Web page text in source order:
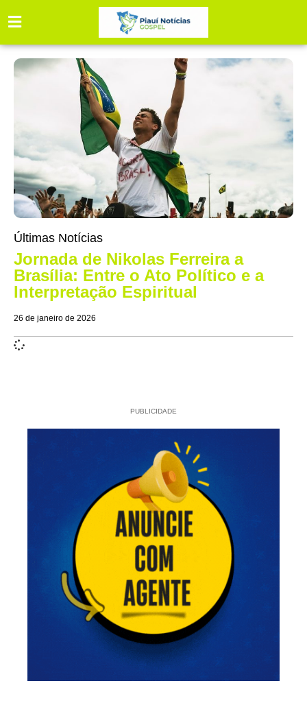
Últimas Notícias
Jornada de Nikolas Ferreira a
Brasília: Entre o Ato Político e a
Interpretação Espiritual
26 de janeiro de 2026
PUBLICIDADE